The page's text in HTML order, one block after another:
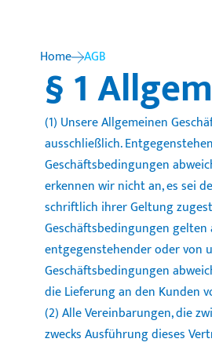
Home AGB
§ 1
(1) Unsere Allgemeinen
ausschließlich.
Geschäftsbedingungen
erkennen wir nicht an, es sei
schriftlich ihrer Geltung
Geschäftsbedingungen
entgegenstehender oder von
Geschäftsbedingungen
die Lieferung an den Kunden
(2) Alle Vereinbarungen, die
zwecks Ausführung dieses